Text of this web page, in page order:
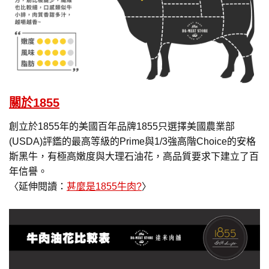
關於1855
創立於1855年的美國百年品牌1855只選擇美國農業部
(USDA)評鑑的最高等級的Prime與1/3強高階Choice的安格
斯黑牛，有極高嫩度與大理石油花，高品質要求下建立了百
年信譽。
〈延伸閱讀： 甚麼是1855牛肉?〉